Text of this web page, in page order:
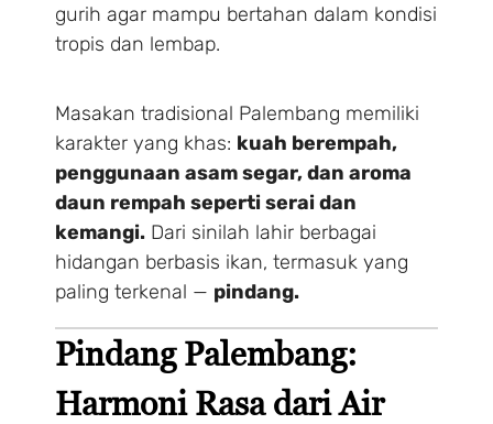
gurih agar mampu bertahan dalam kondisi
tropis dan lembap.
Masakan tradisional Palembang memiliki
karakter yang khas: kuah berempah,
penggunaan asam segar, dan aroma
daun rempah seperti serai dan
kemangi. Dari sinilah lahir berbagai
hidangan berbasis ikan, termasuk yang
paling terkenal — pindang.
Pindang Palembang:
Harmoni Rasa dari Air